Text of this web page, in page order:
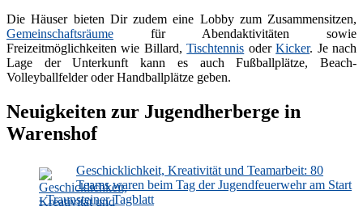
Die Häuser bieten Dir zudem eine Lobby zum Zusammensitzen,
Gemeinschaftsräume für Abendaktivitäten sowie
Freizeitmöglichkeiten wie Billard,Tischtennis oderKicker. Je nach
Lage der Unterkunft kann es auch Fußballplätze, Beach-
Volleyballfelder oder Handballplätze geben.
Neuigkeiten zur Jugendherberge in
Warenshof
Geschicklichkeit, Kreativität und Teamarbeit: 80
Teams waren beim Tag der Jugendfeuerwehr am Start
- Traunsteiner Tagblatt